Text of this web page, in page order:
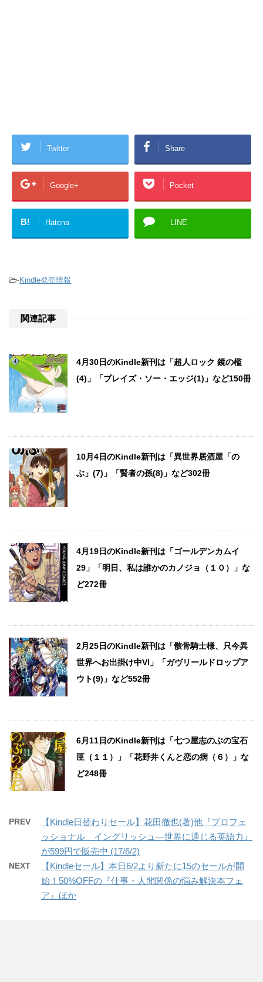
Twitter Share
Google+ Pocket
B! Hatena LINE
-Kindle発売情報
関連記事
4月30日のKindle新刊は「超人ロック 鏡の檻
(4)」「ブレイズ・ソー・エッジ(1)」など150冊
10月4日のKindle新刊は「異世界居酒屋「の
ぶ」(7)」「賢者の孫(8)」など302冊
4月19日のKindle新刊は「ゴールデンカムイ
29」「明日、私は誰かのカノジョ（１０）」な
ど272冊
2月25日のKindle新刊は「骸骨騎士様、只今異
世界へお出掛け中VI」「ガヴリールドロップア
ウト(9)」など552冊
6月11日のKindle新刊は「七つ屋志のぶの宝石
匣（１１）」「花野井くんと恋の病（６）」な
ど248冊
PREV
【Kindle日替わりセール】花田徹也(著)他『プロフェ
ッショナル イングリッシュ―世界に通じる英語力』
が599円で販売中 (17/6/2)
NEXT
【Kindleセール】本日6/2より新たに15のセールが開
始！50%OFFの『仕事・人間関係の悩み解決本フェ
ア』ほか